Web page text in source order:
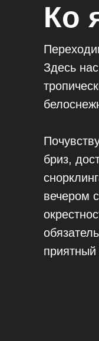
Ко
Здесь
бриз,
вечером
приятный